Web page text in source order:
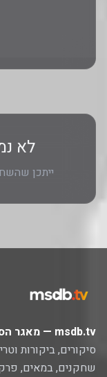
לא
ייתכן
msdb.tv — מאגר הסדרות והסרטים המוביל בעברית.
סיקורים, ביקורות
שחקנים, במאים,